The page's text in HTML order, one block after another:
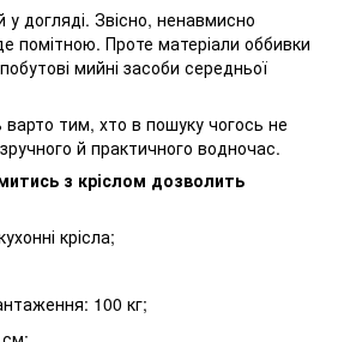
у догляді. Звісно, ненавмисно
помітною. Проте матеріали оббивки
мийні засоби середньої
варто тим, хто в пошуку чогось не
й практичного водночас.
з кріслом дозволить
крісла;
100 кг;